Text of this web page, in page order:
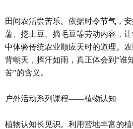
田间农活尝苦乐。依据时令节气，
薯、挖土豆、摘毛豆等劳动内容，
中体验传统农业顺应天时的道理。
背朝天，挥汗如雨，真正体会到“谁
苦”的含义。
户外活动系列课程——植物认知
植物认知长见识。利用营地丰富的